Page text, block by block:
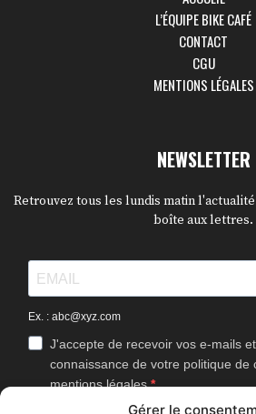
Gérer le
L’ÉQUIPE BIKE CAFÉ
CONTACT
CGU
MENTIONS LÉGALES
NEWSLETTER
Retrouvez tous les lundis matin
boîte aux lettres.
Ex. : abc@xyz.com
J'accepte de recevoir vos e-mails
connaissance de votre politique de
mentions légales.